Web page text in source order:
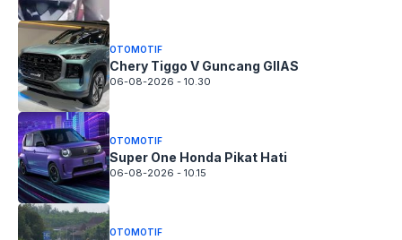
OTOMOTIF
Chery Tiggo V Guncang GIIAS
06-08-2026 - 10.30
OTOMOTIF
Super One Honda Pikat Hati
06-08-2026 - 10.15
OTOMOTIF